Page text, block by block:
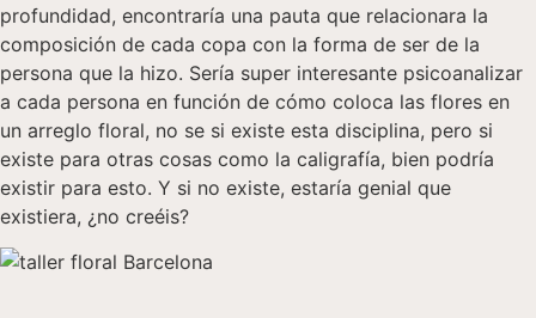
profundidad, encontraría una pauta que relacionara la
composición de cada copa con la forma de ser de la
persona que la hizo. Sería super interesante psicoanalizar
a cada persona en función de cómo coloca las flores en
un arreglo floral, no se si existe esta disciplina, pero si
existe para otras cosas como la caligrafía, bien podría
existir para esto. Y si no existe, estaría genial que
existiera, ¿no creéis?